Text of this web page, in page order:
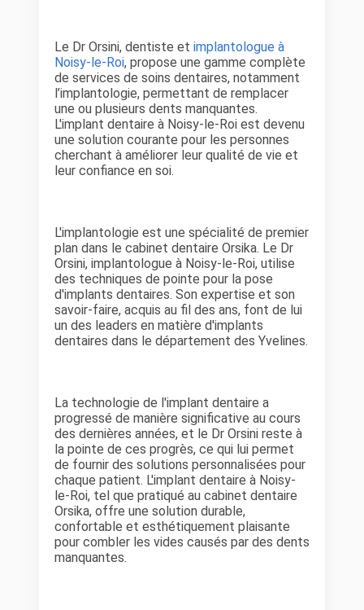
Le Dr Orsini, dentiste et implantologue à
Noisy-le-Roi, propose une gamme complète
de services de soins dentaires, notamment
l’implantologie, permettant de remplacer
une ou plusieurs dents manquantes.
L'implant dentaire à Noisy-le-Roi est devenu
une solution courante pour les personnes
cherchant à améliorer leur qualité de vie et
leur confiance en soi.
L'implantologie est une spécialité de premier
plan dans le cabinet dentaire Orsika. Le Dr
Orsini, implantologue à Noisy-le-Roi, utilise
des techniques de pointe pour la pose
d'implants dentaires. Son expertise et son
savoir-faire, acquis au fil des ans, font de lui
un des leaders en matière d'implants
dentaires dans le département des Yvelines.
La technologie de l'implant dentaire a
progressé de manière significative au cours
des dernières années, et le Dr Orsini reste à
la pointe de ces progrès, ce qui lui permet
de fournir des solutions personnalisées pour
chaque patient. L'implant dentaire à Noisy-
le-Roi, tel que pratiqué au cabinet dentaire
Orsika, offre une solution durable,
confortable et esthétiquement plaisante
pour combler les vides causés par des dents
manquantes.